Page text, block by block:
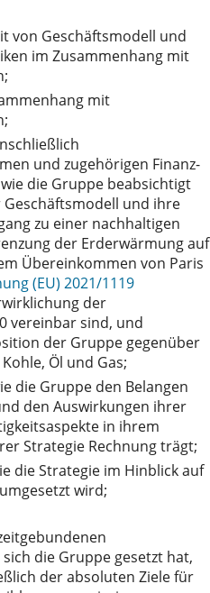
von Geschäftsmodell und
im Zusammenhang mit
mit
und zugehörigen Finanz-
die Gruppe beabsichtigt
und ihre
zu einer nachhaltigen
der Erderwärmung auf
Übereinkommen von Paris
(EU) 2021/1119
der
vereinbar sind, und
der Gruppe gegenüber
Öl und Gas;
die Gruppe den Belangen
den Auswirkungen ihrer
in ihrem
Strategie Rechnung trägt;
die Strategie im Hinblick auf
wird;
die Gruppe gesetzt hat,
der absoluten Ziele für